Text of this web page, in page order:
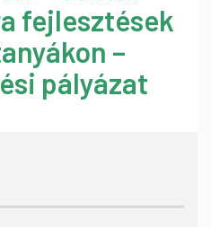
fejlesztések
–
pályázat